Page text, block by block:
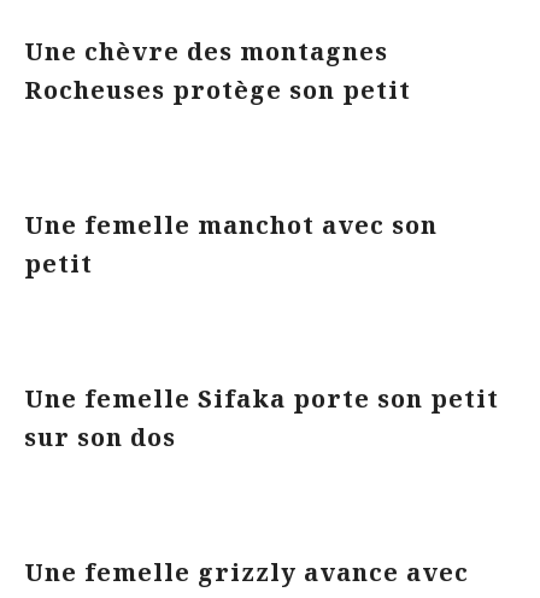
Une chèvre des montagnes
Rocheuses protège son petit
Une femelle manchot avec son
petit
Une femelle Sifaka porte son petit
sur son dos
Une femelle grizzly avance avec